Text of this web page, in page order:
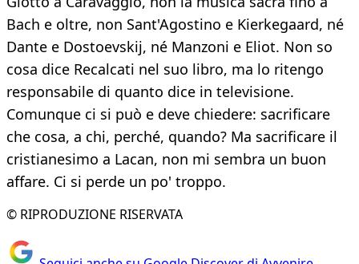
Bach e oltre, non Sant'Agostino e Kierkegaard, né
Dante e Dostoevskij, né Manzoni e Eliot. Non so
cosa dice Recalcati nel suo libro, ma lo ritengo
responsabile di quanto dice in televisione.
Comunque ci si può e deve chiedere: sacrificare
che cosa, a chi, perché, quando? Ma sacrificare il
cristianesimo a Lacan, non mi sembra un buon
affare. Ci si perde un po' troppo.
© RIPRODUZIONE RISERVATA